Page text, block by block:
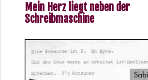
Mein Herz liegt neben der
Schreibmaschine